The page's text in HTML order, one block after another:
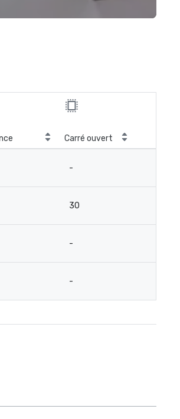
Carré ouvert
-
30
-
-